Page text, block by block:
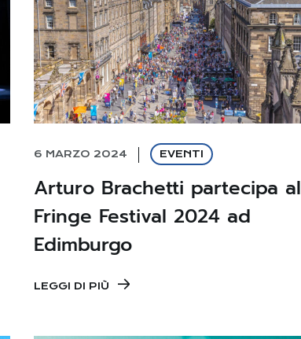
6 MARZO 2024 EVENTI
Arturo Brachetti partecipa al
Fringe Festival 2024 ad
Edimburgo
LEGGI DI PIÙ